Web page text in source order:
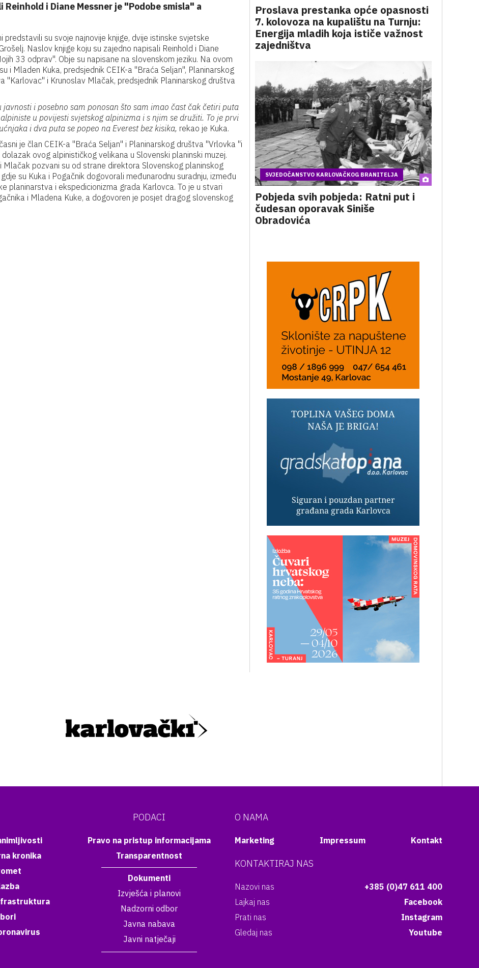
i Diane Messner je "Podobe smisla" a
predstavili su svoje najnovije knjige, dvije istinske svjetske
Naslov knjige koju su zajedno napisali Reinhold i Diane
33 odprav". Obje su napisane na slovenskom jeziku. Na ovom
i Mladen Kuka, predsjednik CEIK-a "Braća Seljan", Planinarskog
"Karlovac" i Krunoslav Mlačak, predsjednik Planinarskog društva
javnosti i posebno sam ponosan što sam imao čast čak četiri puta
u povijesti svjetskog alpinizma i s njim se družiti. To je prvi
i dva puta se popeo na Everest bez kisika, rekao je Kuka.
je član CEIK-a "Braća Seljan" i Planinarskog društva "Vrlovka "i
ovog alpinističkog velikana u Slovenski planinski muzej.
Mlačak pozvani su od strane direktora Slovenskog planinskog
su Kuka i Pogačnik dogovorali međunarodnu suradnju, između
planinarstva i ekspedicionizma grada Karlovca. To je u stvari
i Mladena Kuke, a dogovoren je posjet dragog slovenskog
Proslava prestanka opće opasnosti
7. kolovoza na kupalištu na Turnju:
Energija mladih koja ističe važnost
zajedništva
SVJEDOČANSTVO KARLOVAČKOG BRANITELJA
Pobjeda svih pobjeda: Ratni put i
čudesan oporavak Siniše
Obradovića
kronika
PODACI
Pravo na pristup informacijama
Transparentnost
Dokumenti
Izvješća i planovi
Nadzorni odbor
Javna nabava
Javni natječaji
O NAMA
Marketing Impressum Kontakt
KONTAKTIRAJ NAS
Nazovi nas
+385 (0)47 611 400
Lajkaj nas
Facebook
Prati nas
Instagram
Gledaj nas
Youtube